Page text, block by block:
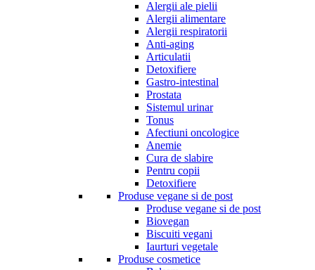
Alergii ale pielii
Alergii alimentare
Alergii respiratorii
Anti-aging
Articulatii
Detoxifiere
Gastro-intestinal
Prostata
Sistemul urinar
Tonus
Afectiuni oncologice
Anemie
Cura de slabire
Pentru copii
Detoxifiere
Produse vegane si de post
Produse vegane si de post
Biovegan
Biscuiti vegani
Iaurturi vegetale
Produse cosmetice